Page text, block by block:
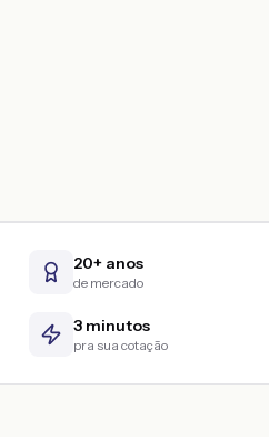
20+ anos
de mercado
3 minutos
pra sua cotação